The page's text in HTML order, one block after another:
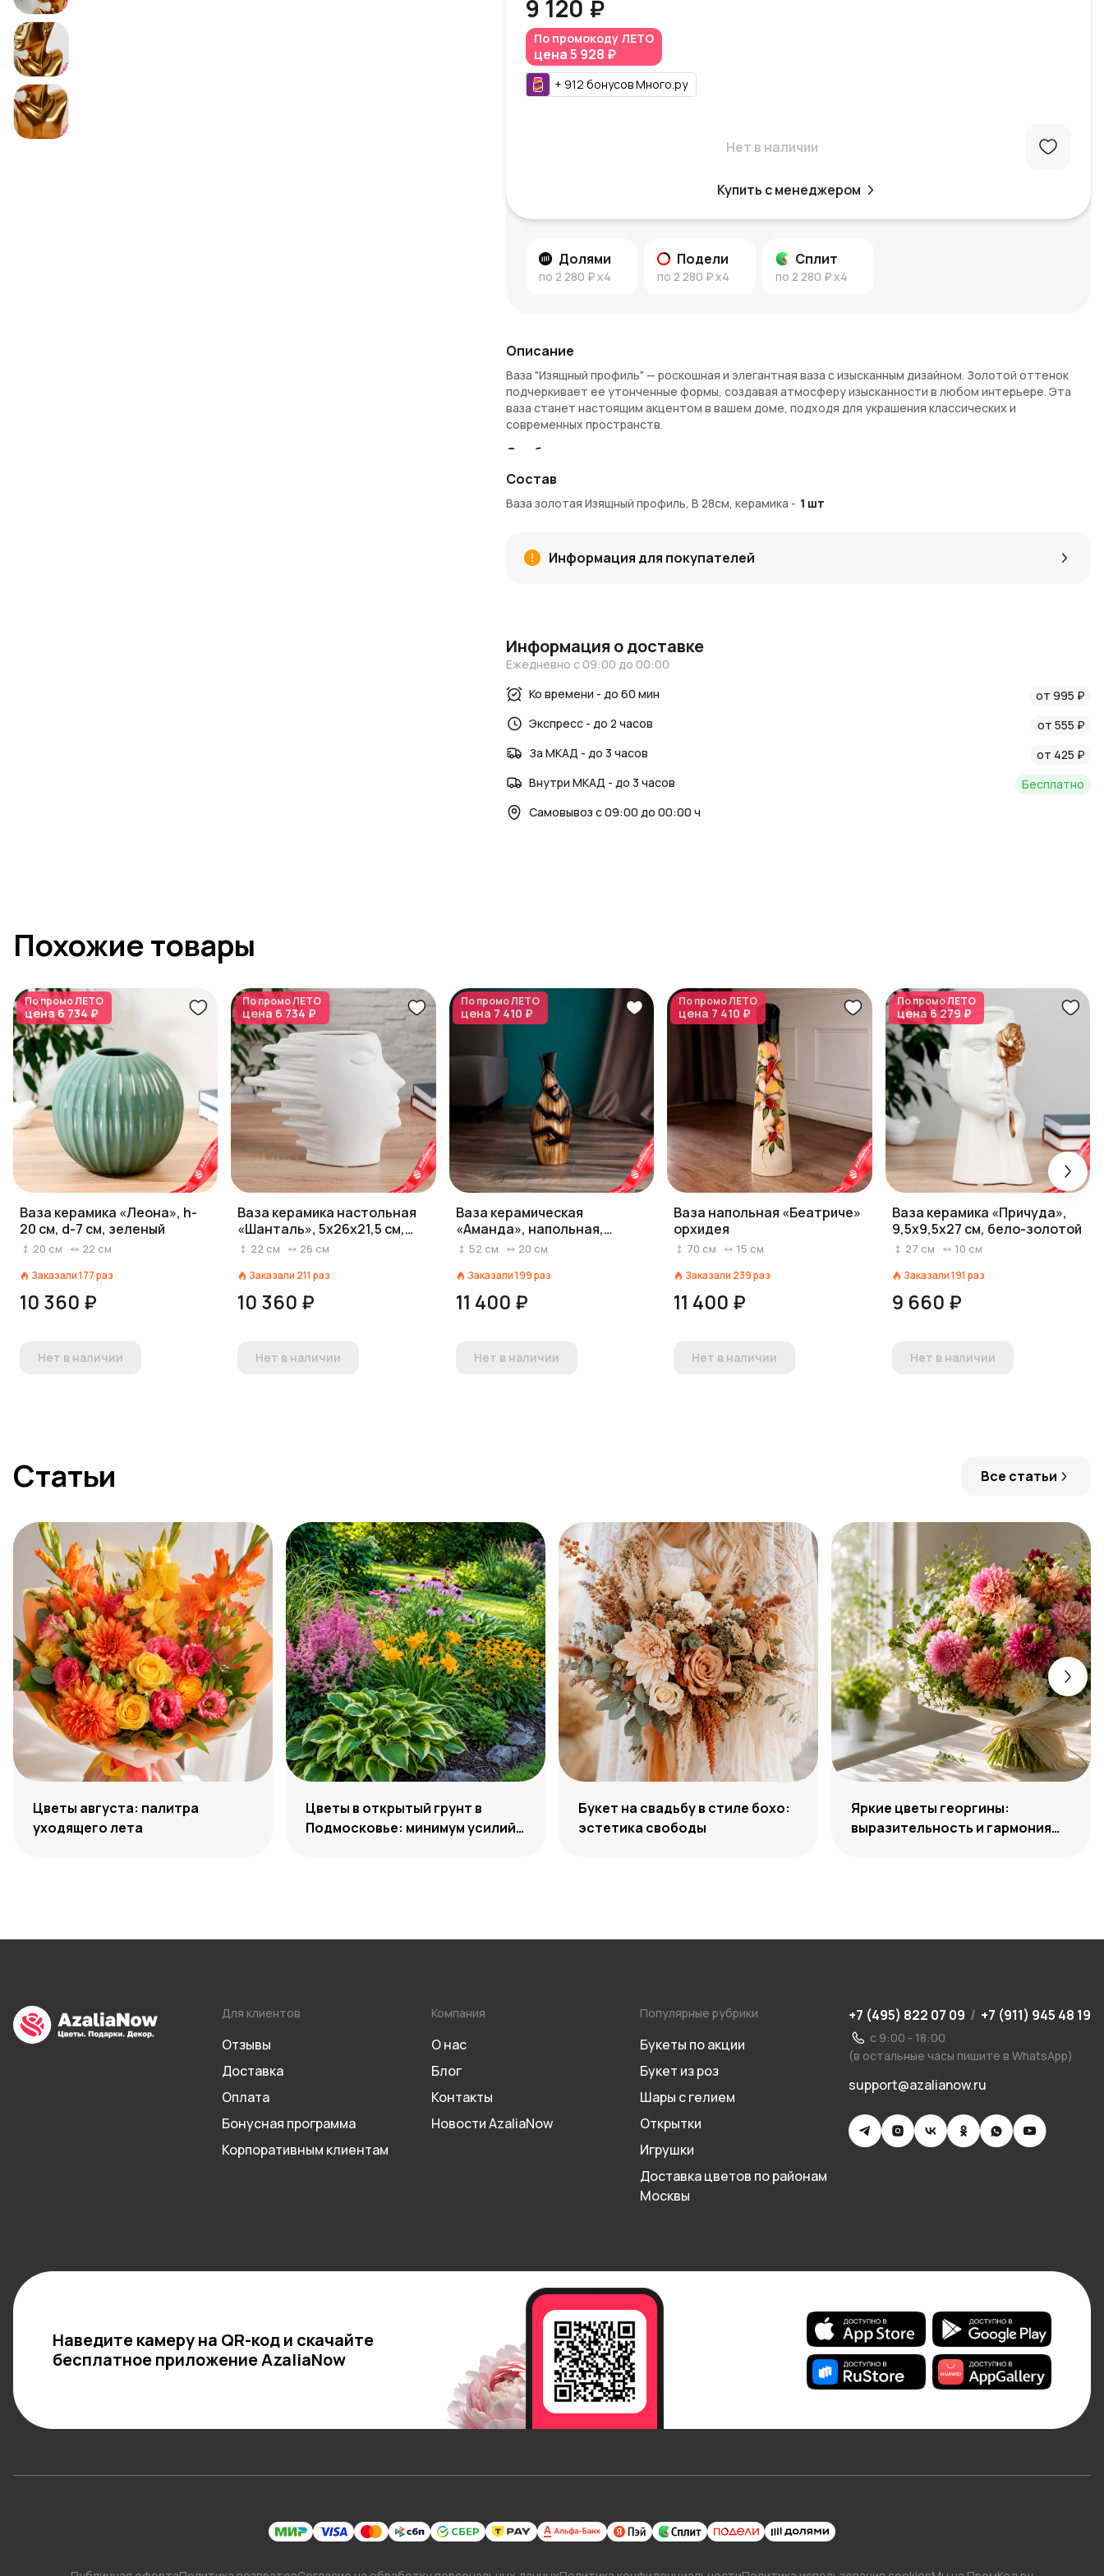
9 120 ₽
По промокоду ЛЕТО
цена5 928 ₽
+ 912 бонусовМного.ру
Нет в наличии
Купить с менеджером
Долями
по 2 280 ₽x4
Подели
по 2 280 ₽x4
Сплит
по 2 280 ₽x4
Описание
Ваза "Изящный профиль" — роскошная и элегантная ваза с изысканным дизайном. Золотой оттенок
подчеркивает ее утонченные формы, создавая атмосферу изысканности в любом интерьере. Эта
ваза станет настоящим акцентом в вашем доме, подходя для украшения классических и
современных пространств.
Особенности:
Размер: 28 см
Материал: керамика
Цвет: золотой
Заказ и доставка:
Вдохновляйтесь стилем:
Чтобы найти больше идей по декору и созданию уютной атмосферы в вашем доме, посетите наш
блог. А для получения актуальных новостей и акций следите за нашими
AzaliaNow — создаем стиль для вашего пространства!
Состав
Ваза золотая Изящный профиль, В 28см, керамика - 1 шт
Информация для покупателей
Информация о доставке
Ежедневно с 09:00 до 00:00
Ко времени - до 60 мин
от 995 ₽
Экспресс - до 2 часов
от 555 ₽
За МКАД - до 3 часов
от 425 ₽
Внутри МКАД - до 3 часов
Бесплатно
Самовывоз с 09:00 до 00:00 ч
Похожие товары
По промоЛЕТО
цена6 734 ₽
Ваза керамика «Леона», h-
20 см, d-7 см, зеленый
20 см 22 см
Заказали177раз
10 360 ₽
Нет в наличии
По промоЛЕТО
цена 6 734 ₽
Ваза керамика настольная
«Шанталь», 5х26х21,5 см,
белый
22 см 26 см
Заказали 211 раз
10 360 ₽
Нет в наличии
По промоЛЕТО
цена 7 410 ₽
Ваза керамическая
«Аманда», напольная,
коричневая, 52 см
52 см 20 см
Заказали199раз
11 400 ₽
Нет в наличии
По промоЛЕТО
цена 7 410 ₽
Ваза напольная «Беатриче»
орхидея
70 см 15 см
Заказали 239раз
11 400 ₽
Нет в наличии
По промоЛЕТО
цена6 279 ₽
Ваза керамика «Причуда»,
9,5х9,5х27 см, бело-золотой
27 см 10 см
Заказали191 раз
9 660 ₽
Нет в наличии
Статьи Все статьи
Цветы августа: палитра
уходящего лета
Цветы в открытый грунт в
Подмосковье: минимум усилий,
Букет на свадьбу в стиле бохо:
эстетика свободы
Яркие цветы георгины:
выразительность и гармония
Для клиентов
Отзывы
Доставка
Оплата
Бонусная программа
Корпоративным клиентам
Компания
О нас
Блог
Контакты
Новости AzaliaNow
Популярные рубрики
Букеты по акции
Букет из роз
Шары с гелием
Открытки
Игрушки
Доставка цветов по районам
Москвы
+7 (495) 822 07 09 / +7 (911) 945 48 19
с 9:00 - 18:00
(в остальные часы пишите в WhatsApp)
support@azalianow.ru
Наведите камеру на QR-код и скачайте
бесплатное приложение AzaliaNow